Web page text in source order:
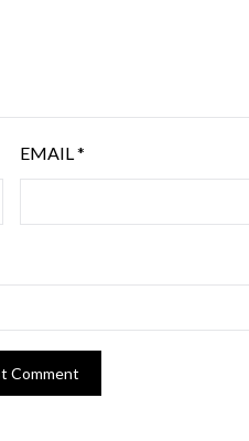
EMAIL*